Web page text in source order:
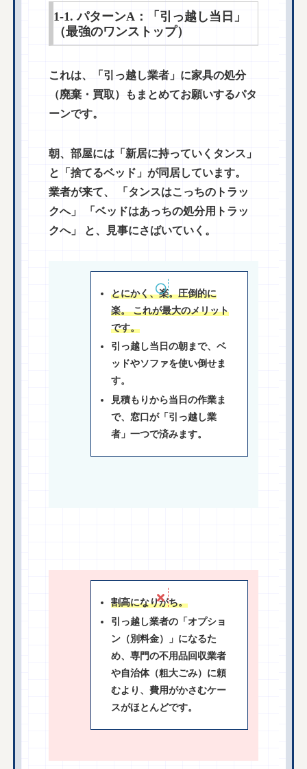
1-1. パターンA：「引っ越し当日」
（最強のワンストップ）
これは、「引っ越し業者」に家具の処分
（廃棄・買取）もまとめてお願いするパタ
ーンです。
朝、部屋には「新居に持っていくタンス」
と「捨てるベッド」が同居しています。
業者が来て、 「タンスはこっちのトラッ
クへ」 「ベッドはあっちの処分用トラッ
クへ」 と、見事にさばいていく。
とにかく、楽。圧倒的に
楽。 これが最大のメリット
です。
引っ越し当日の朝まで、ベ
ッドやソファを使い倒せま
す。
見積もりから当日の作業ま
で、窓口が「引っ越し業
者」一つで済みます。
割高になりがち。
引っ越し業者の「オプショ
ン（別料金）」になるた
め、専門の不用品回収業者
や自治体（粗大ごみ）に頼
むより、費用がかさむケー
スがほとんどです。